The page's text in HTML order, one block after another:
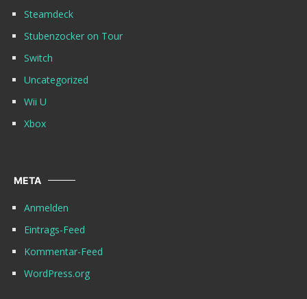
Steamdeck
Stubenzocker on Tour
Switch
Uncategorized
Wii U
Xbox
META
Anmelden
Eintrags-Feed
Kommentar-Feed
WordPress.org